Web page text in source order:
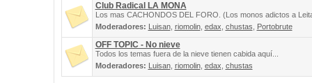
Club Radical LA MONA
Los mas CACHONDOS DEL FORO. (Los monos adictos a
Moderadores: Luisan, riomolin, edax chustas Portobrute
OFF TOPIC - No nieve
Todos los temas fuera de la nieve tienen cabida aquí...
Moderadores: Luisan, riomolin, edax chustas